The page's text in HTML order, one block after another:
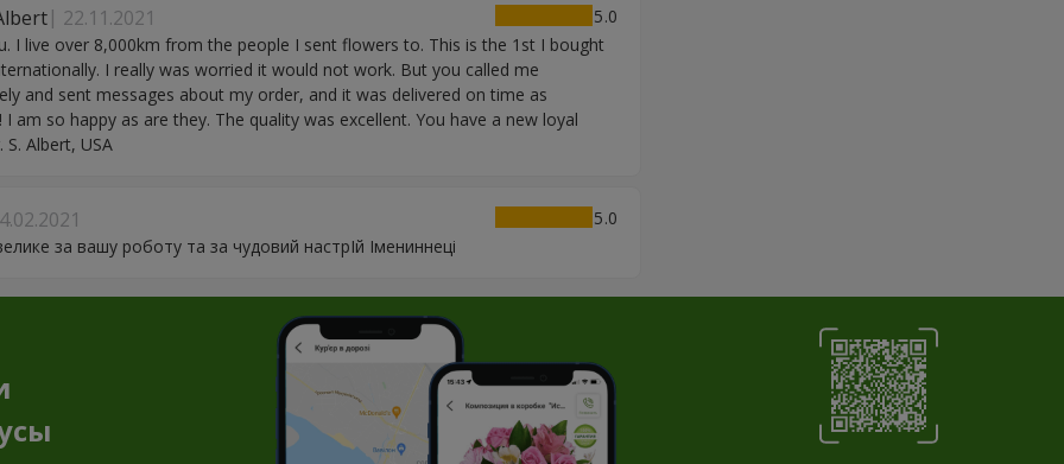
22.11.2021
5
I live over 8,000km from the people I sent flowers to. This is the 1st I bought
I really was worried it would not work. But you called me
and sent messages about my order, and it was delivered on time as
I am so happy as are they. The quality was excellent. You have a new loyal
S. Albert, USA
5
за вашу роботу та за чудовий настрIй Iмениннецi